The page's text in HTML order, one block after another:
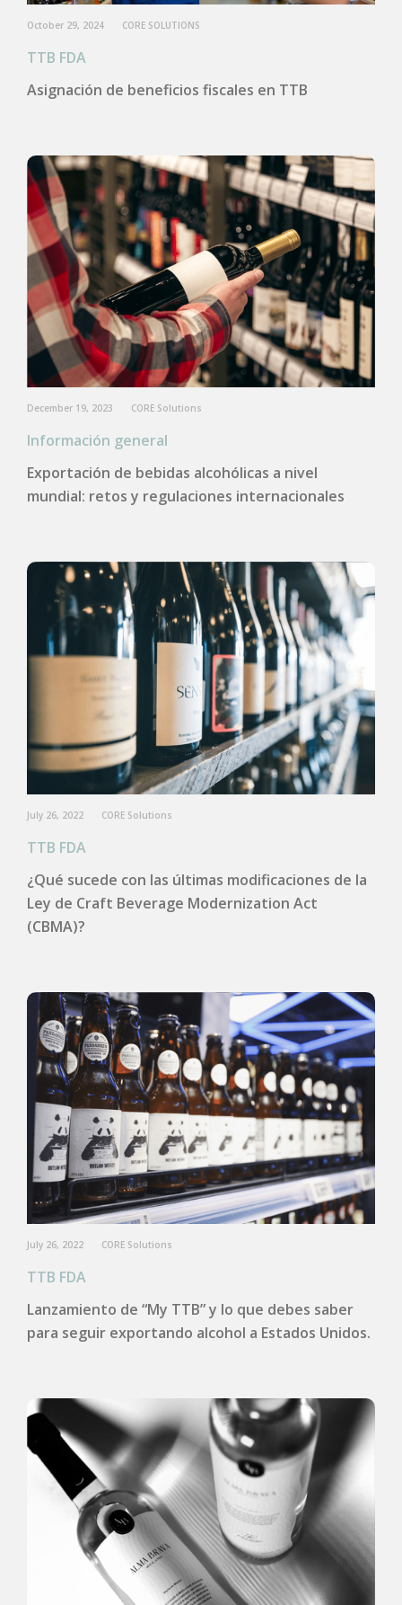
October 29, 2024 CORE SOLUTIONS
TTB FDA
Asignación de beneficios fiscales en TTB
December 19, 2023 CORE Solutions
Información general
Exportación de bebidas alcohólicas a nivel
mundial: retos y regulaciones internacionales
July 26, 2022 CORE Solutions
TTB FDA
¿Qué sucede con las últimas modificaciones de la
Ley de Craft Beverage Modernization Act
(CBMA)?
July 26, 2022 CORE Solutions
TTB FDA
Lanzamiento de “My TTB” y lo que debes saber
para seguir exportando alcohol a Estados Unidos.